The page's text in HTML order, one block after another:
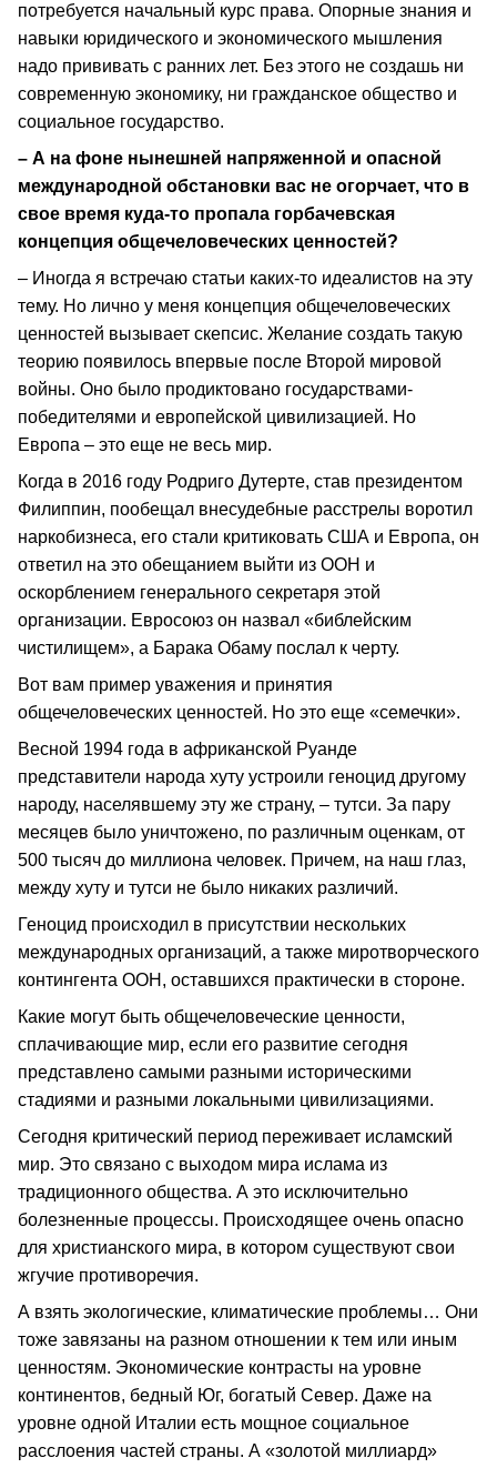
потребуется начальный курс права. Опорные знания и
навыки юридического и экономического мышления
надо прививать с ранних лет. Без этого не создашь ни
современную экономику, ни гражданское общество и
социальное государство.
– А на фоне нынешней напряженной и опасной
международной обстановки вас не огорчает, что в
свое время куда-то пропала горбачевская
концепция общечеловеческих ценностей?
– Иногда я встречаю статьи каких-то идеалистов на эту
тему. Но лично у меня концепция общечеловеческих
ценностей вызывает скепсис. Желание создать такую
теорию появилось впервые после Второй мировой
войны. Оно было продиктовано государствами-
победителями и европейской цивилизацией. Но
Европа – это еще не весь мир.
Когда в 2016 году Родриго Дутерте, став президентом
Филиппин, пообещал внесудебные расстрелы воротил
наркобизнеса, его стали критиковать США и Европа, он
ответил на это обещанием выйти из ООН и
оскорблением генерального секретаря этой
организации. Евросоюз он назвал «библейским
чистилищем», а Барака Обаму послал к черту.
Вот вам пример уважения и принятия
общечеловеческих ценностей. Но это еще «семечки».
Весной 1994 года в африканской Руанде
представители народа хуту устроили геноцид другому
народу, населявшему эту же страну, – тутси. За пару
месяцев было уничтожено, по различным оценкам, от
500 тысяч до миллиона человек. Причем, на наш глаз,
между хуту и тутси не было никаких различий.
Геноцид происходил в присутствии нескольких
международных организаций, а также миротворческого
контингента ООН, оставшихся практически в стороне.
Какие могут быть общечеловеческие ценности,
сплачивающие мир, если его развитие сегодня
представлено самыми разными историческими
стадиями и разными локальными цивилизациями.
Сегодня критический период переживает исламский
мир. Это связано с выходом мира ислама из
традиционного общества. А это исключительно
болезненные процессы. Происходящее очень опасно
для христианского мира, в котором существуют свои
жгучие противоречия.
А взять экологические, климатические проблемы… Они
тоже завязаны на разном отношении к тем или иным
ценностям. Экономические контрасты на уровне
континентов, бедный Юг, богатый Север. Даже на
уровне одной Италии есть мощное социальное
расслоения частей страны. А «золотой миллиард»